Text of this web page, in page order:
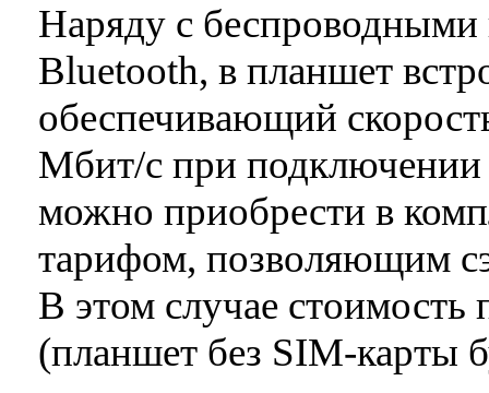
Наряду с
Bluetooth, в планшет
обеспечивающий
Мбит/с при
можно приобрести в
тарифом, позволяющим
В этом случае стоимость
(планшет без SIM-карты